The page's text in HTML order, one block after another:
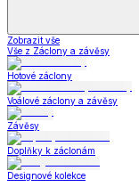
Zobrazit vše
Vše z Záclony a závěsy
Hotové záclony
Voálové záclony a závěsy
Závěsy
Doplňky k záclonám
Designové kolekce